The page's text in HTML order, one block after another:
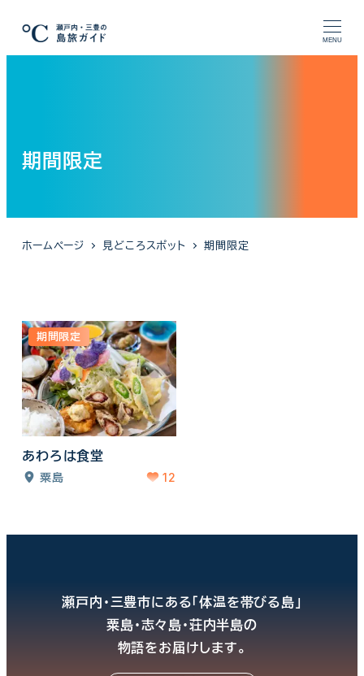
移
MENU
期間限定
ホームページ 見どころスポット 期間限定
期間限定
あわろは食堂
粟島 12
瀬戸内・三豊市にある「体温を帯びる島」
粟島・志々島・荘内半島の
物語をお届けします。